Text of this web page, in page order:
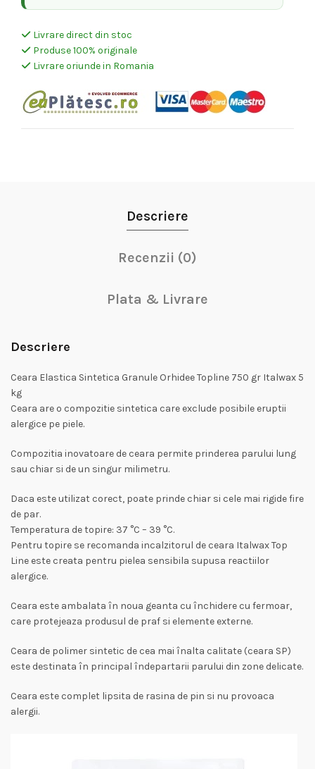
Livrare direct din stoc
Produse 100% originale
Livrare oriunde in Romania
Descriere
Recenzii (0)
Plata & Livrare
Descriere
Ceara Elastica Sintetica Granule Orhidee Topline 750 gr Italwax 5
kg
Ceara are o compozitie sintetica care exclude posibile eruptii
alergice pe piele.
Compozitia inovatoare de ceara permite prinderea parului lung
sau chiar si de un singur milimetru.
Daca este utilizat corect, poate prinde chiar si cele mai rigide fire
de par.
Temperatura de topire: 37 °C – 39 °C.
Pentru topire se recomanda incalzitorul de ceara Italwax Top
Line este creata pentru pielea sensibila supusa reactiilor
alergice.
Ceara este ambalata în noua geanta cu închidere cu fermoar,
care protejeaza produsul de praf si elemente externe.
Ceara de polimer sintetic de cea mai înalta calitate (ceara SP)
este destinata în principal îndepartarii parului din zone delicate.
Ceara este complet lipsita de rasina de pin si nu provoaca
alergii.